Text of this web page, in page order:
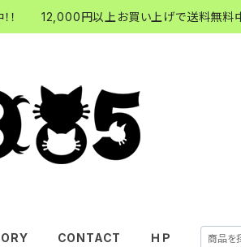
！ 12,000円以上お買い上げで送料無料中
CONTACT ＨＰ